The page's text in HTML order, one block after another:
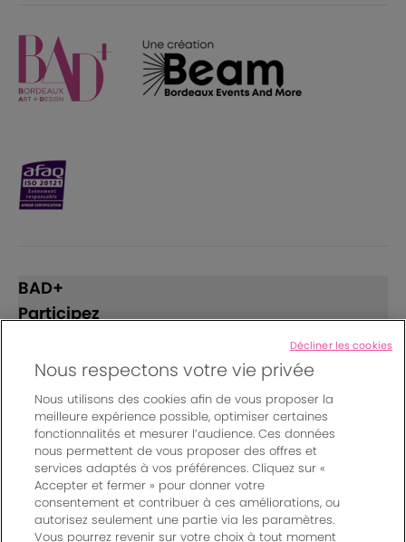
BAD+
Participez
Suivez-nous
InstagramFacebookLinkedIn
© Bordeaux Events And More | Rue Jean Samazeuilh - CS
20088 - 33070 Bordeaux cedex - France
Nous respectons votre vie privée
Nous utilisons des cookies afin de vous proposer la
meilleure expérience possible, optimiser certaines
fonctionnalités et mesurer l’audience. Ces données
nous permettent de vous proposer des offres et
services adaptés à vos préférences. Cliquez sur «
Accepter et fermer » pour donner votre
consentement et contribuer à ces améliorations, ou
autorisez seulement une partie via les paramètres.
Vous pourrez revenir sur votre choix à tout moment
Décliner les cookies